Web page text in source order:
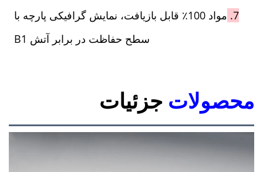
7.
سطح حفاظت در برابر آتش B1
محصولات جزئیات